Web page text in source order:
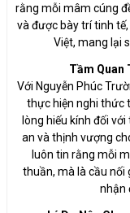
rằng mỗi mâm cúng
và được bày trí tinh
Việt, mang lại
Tầm Quan
Với Nguyễn Phúc
thực hiện nghi thức
lòng hiếu kính đối
an và thịnh vượng
luôn tin rằng mỗi
thuần, mà là cầu nối
nhận